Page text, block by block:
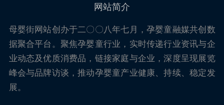
网站简介
母婴街网站创办于二〇〇八年七月，孕婴童融媒共创数
据聚合平台。聚焦孕婴童行业，实时传递行业资讯与企
业动态及优质消费品，链接家庭与企业，深度呈现展览
峰会与品牌访谈，推动孕婴童产业健康、持续、稳定发
展。